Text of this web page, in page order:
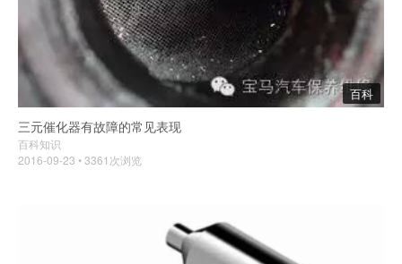
百科
三元催化器有故障的常见表现
百科知识
2016-09-23 • 3361次浏览